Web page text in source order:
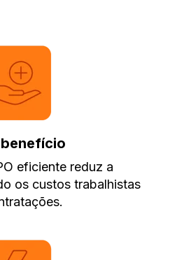
eficiente reduz a
os custos trabalhistas